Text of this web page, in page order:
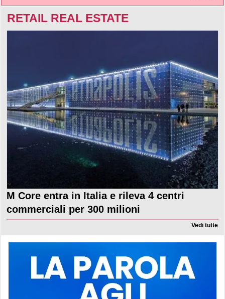
RETAIL REAL ESTATE
M Core entra in Italia e rileva 4 centri
commerciali per 300 milioni
Vedi tutte